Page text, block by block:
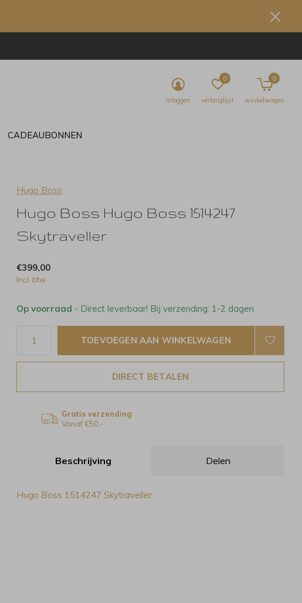
CADEAUBONNEN
inloggen verlanglijst
0
winkelwagen
0
Hugo Boss
Hugo Boss Hugo Boss 1514247
Skytraveller
€399,00
Incl. btw
Op voorraad - Direct leverbaar! Bij verzending: 1-2 dagen
TOEVOEGEN AAN WINKELWAGEN
DIRECT BETALEN
Gratis verzending
Vanaf €50,-
Beschrijving Delen
Hugo Boss 1514247 Skytraveller